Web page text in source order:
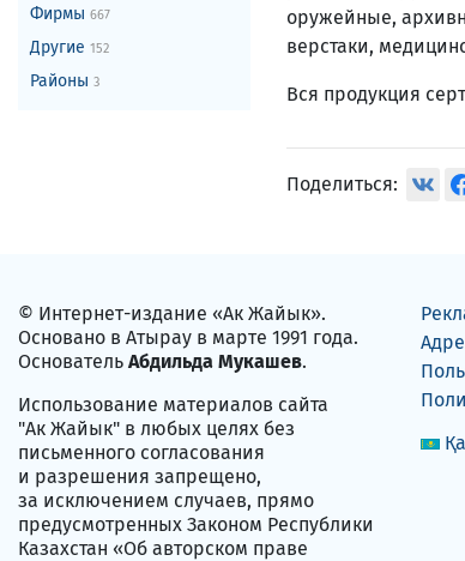
Фирмы 667
Другие 152
Районы 3
оружейные,
верстаки,
Вся продукция
Поделиться:
© Интернет-издание «Ак Жайык».
Основано в Атырау в марте 1991 года.
Основатель Абдильда Мукашев.
Использование материалов сайта
"Ак Жайык" в любых целях без
письменного согласования
и разрешения запрещено,
за исключением случаев, прямо
предусмотренных Законом Республики
Казахстан «Об авторском праве